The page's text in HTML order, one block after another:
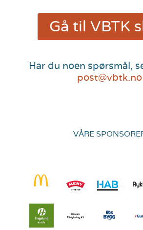
Gå til VBTK
Har du noen spørsmål,
post@vbtk.no
VÅRE